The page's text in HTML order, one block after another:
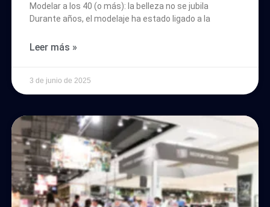
Modelar a los 40 (o más): la belleza no se jubila
Durante años, el modelaje ha estado ligado a la
Leer más »
3 de junio de 2025